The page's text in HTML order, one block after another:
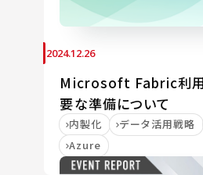
2024.12.26
Microsoft Fabric利用
要な準備について
内製化 データ活用戦略
Azure